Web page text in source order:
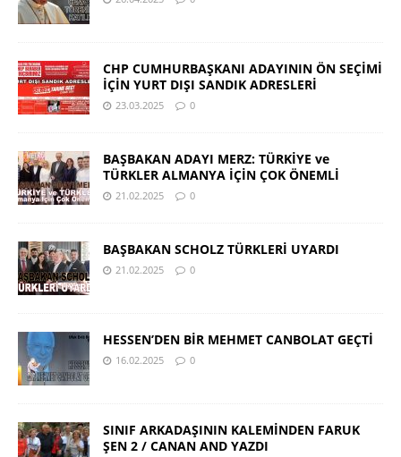
CHP CUMHURBAŞKANI ADAYININ ÖN SEÇİMİ
İÇİN YURT DIŞI SANDIK ADRESLERİ
23.03.2025 0
BAŞBAKAN ADAYI MERZ: TÜRKİYE ve
TÜRKLER ALMANYA İÇİN ÇOK ÖNEMLİ
21.02.2025 0
BAŞBAKAN SCHOLZ TÜRKLERİ UYARDI
21.02.2025 0
HESSEN’DEN BİR MEHMET CANBOLAT GEÇTİ
16.02.2025 0
SINIF ARKADAŞININ KALEMİNDEN FARUK
ŞEN 2 / CANAN AND YAZDI